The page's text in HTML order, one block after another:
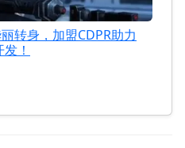
转身，加盟CDPR助力
！